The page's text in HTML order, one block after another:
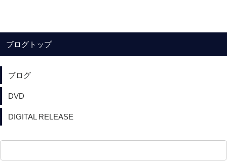
ブログトップ
ブログ
DVD
DIGITAL RELEASE